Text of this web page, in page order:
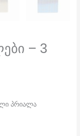
– 3
პრიალა